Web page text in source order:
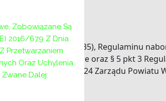
Zobowiązane Są
2016/679 Z Dnia
Przetwarzaniem
Oraz Uchylenia
Dalej:
– Specjalisty
U. z 2024 r. poz. 1135), Regulaminu
Rodzinie w Wieliczce oraz § 5 pkt 3
nr 257/1013/2024 Zarządu Powiatu